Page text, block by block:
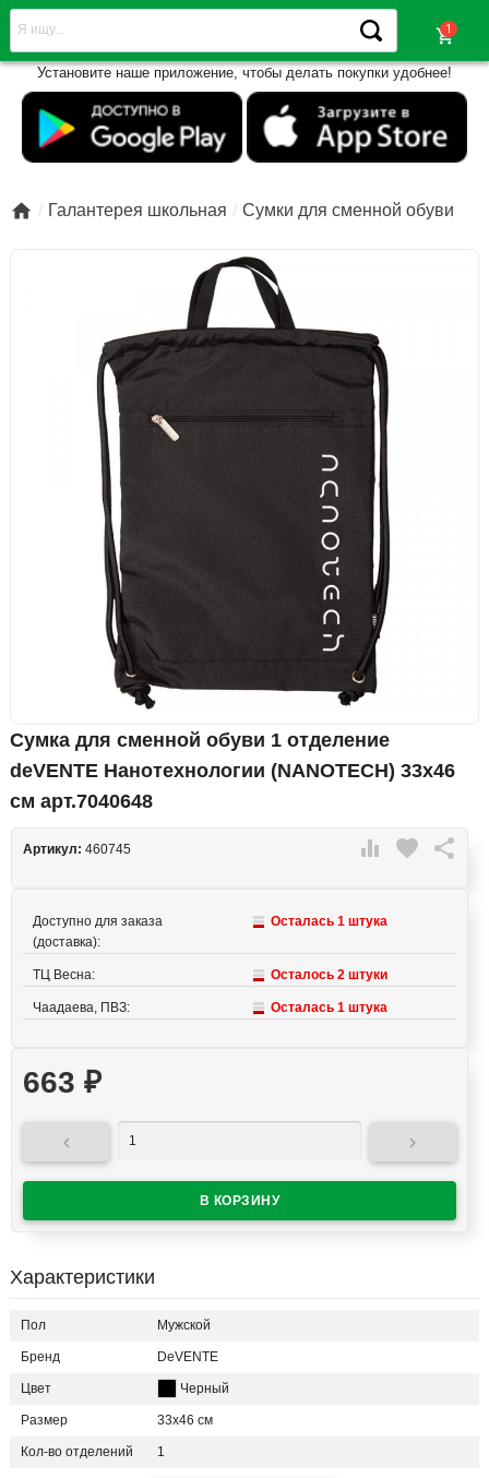
shopping_cart
Установите наше приложение, чтобы делать покупки удобнее!
 Галантерея школьная Сумки для сменной обуви
Сумка для сменной обуви 1 отделение
deVENTE Нанотехнологии (NANOTECH) 33х46
см арт.7040648
 favorite 
Артикул: 460745
Доступно для заказа
(доставка):
Осталась 1 штука
ТЦ Весна: Осталось 2 штуки
Чаадаева, ПВЗ: Осталась 1 штука
663 ₽
 
Характеристики
Пол Мужской
Бренд DeVENTE
Цвет Черный
Размер 33х46 см
Кол-во отделений 1